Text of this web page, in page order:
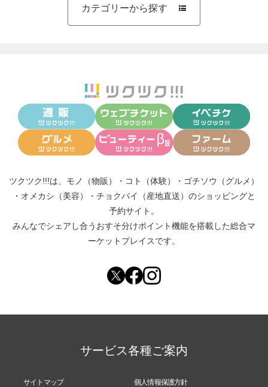
お申し込み後は、お早めに代金のお支払いをお済ま
せくださいますようお願い申し上げます。
お支払いの確認が取れました時点で、ポイント付与
となります。
カテゴリーから探す 
ツクツク!!!は、 モノ（物販） ・ コト（体験） ・ ゴチソウ（グルメ）
・ オメカシ（美容） ・ チョクバイ（産地直送） のショッピングと
予約サイト。
みんなでシェアし合う おすそ分けポイント機能を搭載した総合マ
ーケットプレイスです。
サービス各種ご案内
サイトマップ 個人情報保護方針